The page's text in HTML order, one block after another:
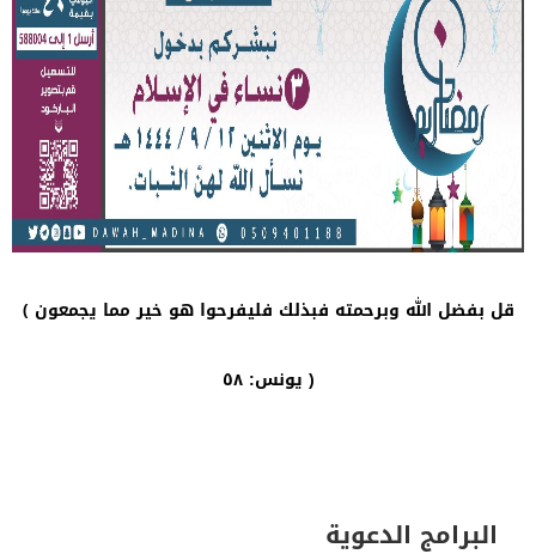
قل بفضل الله وبرحمته فبذلك فليفرحوا هو خير مما يجمعون ﴾
يونس: ٥٨ )
البرامج الدعوية